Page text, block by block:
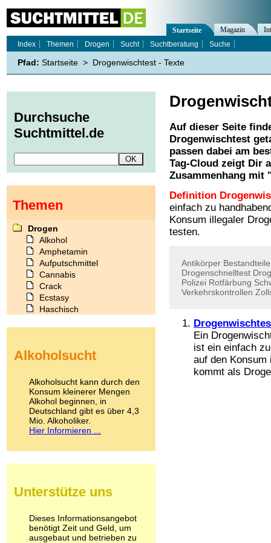
Auf dieser Seite
Drogenwischtest
passen dabei am
Tag-Cloud zeigt Dir
Zusammenhang mit
Definition
einfach zu
Konsum illegaler
testen.
Antikörper Bestandteile
Drogenschnelltest
Polizei Rotfärbung
Verkehrskontrollen
Ein
ist ein einfach
auf den Konsum
kommt als
Startseite Magazin
Index
Themen Drogen Sucht Suchtberatung Suche
Pfad: Startseite > Drogenwischtest - Texte
Durchsuche
Suchtmittel.de
Themen
Drogen
Alkohol
Amphetamin
Aufputschmittel
Cannabis
Crack
Ecstasy
Haschisch
Kokain
LSD
Marihuana
Medikamente
Meskalin
Metamphetamin
Methadon
Pilze
Psychopharmaka
Schlafmittel
Schmerzmittel
Alkoholsucht
Alkoholsucht kann durch den
Konsum kleinerer Mengen
Alkohol beginnen, in
Deutschland gibt es über 4,3
Mio. Alkoholiker.
Hier Informieren ...
Unterstütze uns
Dieses Informationsangebot
benötigt Zeit und Geld, um
ausgebaut und betrieben zu